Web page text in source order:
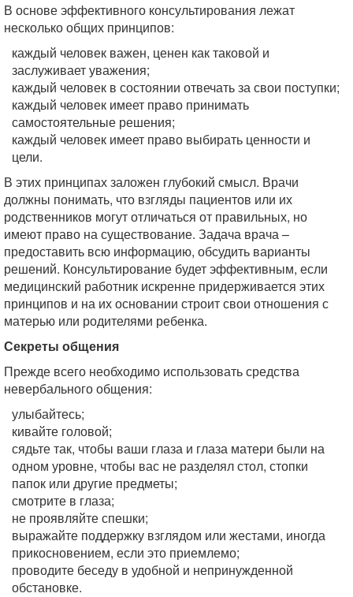
В основе эффективного консультирования лежат
несколько общих принципов:
каждый человек важен, ценен как таковой и
заслуживает уважения;
каждый человек в состоянии отвечать за свои поступки;
каждый человек имеет право принимать
самостоятельные решения;
каждый человек имеет право выбирать ценности и
цели.
В этих принципах заложен глубокий смысл. Врачи
должны понимать, что взгляды пациентов или их
родственников могут отличаться от правильных, но
имеют право на существование. Задача врача –
предоставить всю информацию, обсудить варианты
решений. Консультирование будет эффективным, если
медицинский работник искренне придерживается этих
принципов и на их основании строит свои отношения с
матерью или родителями ребенка.
Секреты общения
Прежде всего необходимо использовать средства
невербального общения:
улыбайтесь;
кивайте головой;
сядьте так, чтобы ваши глаза и глаза матери были на
одном уровне, чтобы вас не разделял стол, стопки
папок или другие предметы;
смотрите в глаза;
не проявляйте спешки;
выражайте поддержку взглядом или жестами, иногда
прикосновением, если это приемлемо;
проводите беседу в удобной и непринужденной
обстановке.